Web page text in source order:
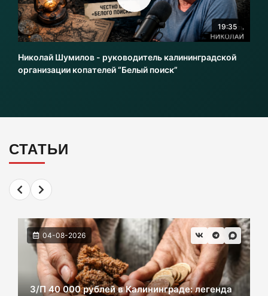
Литовский шпион осужден в Калининграде
на 13,5 лет колонии
06-08-2026
700 млн рублей
В Черняховске из реки достали тело
женщины. Следком проводит проверку.
06-08-2026
19:35
Николай Шумилов - руководитель калининградской
организации копателей “Белый поиск”
СТАТЬИ
04-08-2026
З/П 40 000 рублей в Калининграде: легенда